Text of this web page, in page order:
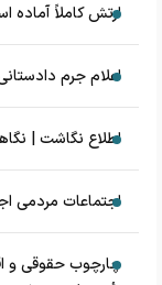
ارتش کاملاً آماده
اعلام جرم
اطلاع نگاشت |
اجتماعات مردمی
چارچوب حقوقی و